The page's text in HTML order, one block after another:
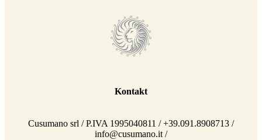
Kontakt
Cusumano srl / P.IVA 1995040811 / +39.091.8908713 /
info@cusumano.it /